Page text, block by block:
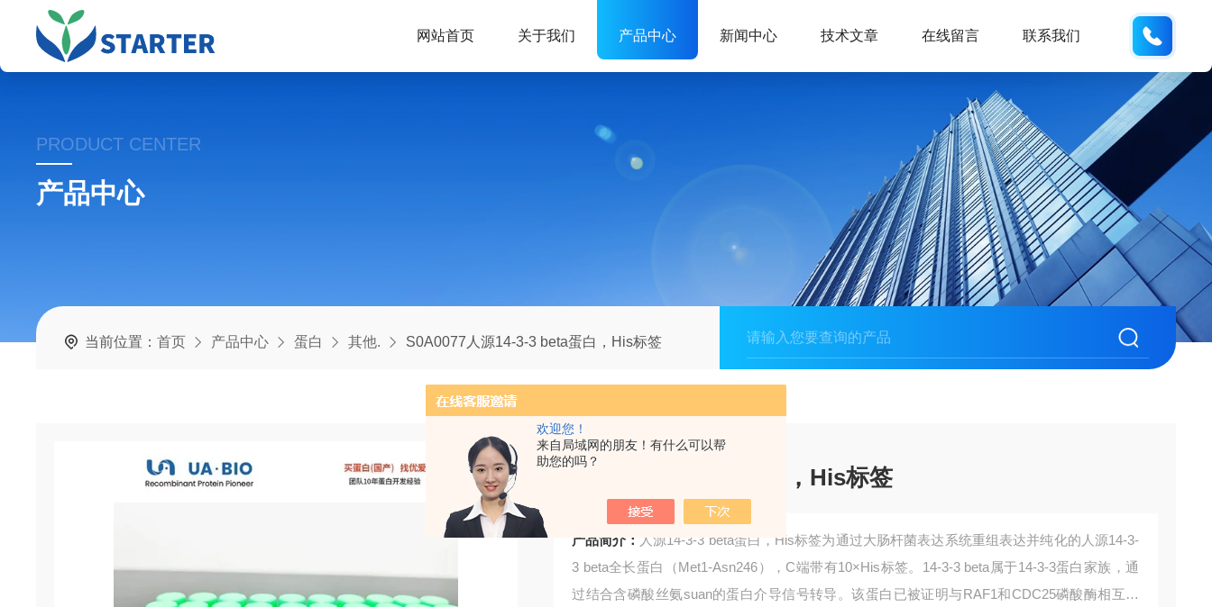
欢迎您！
来自局域网的朋友！有什么可以帮
助您的吗？
网站首页 关于我们 产品中心 新闻中心 技术文章 在线留言 联系我们
PRODUCT CENTER
产品中心
当前位置：首页 产品中心 蛋白 其他. S0A0077人源14-3-3 beta蛋白，His标签
人源14-3-3 beta蛋白，His标签
产品简介： 人源14-3-3 beta蛋白，His标签为通过大肠杆菌表达系统重组表达并纯化的人源14-3-
3 beta全长蛋白（Met1-Asn246），C端带有10×His标签。14-3-3 beta属于14-3-3蛋白家族，通
过结合含磷酸丝氨suan的蛋白介导信号转导。该蛋白已被证明与RAF1和CDC25磷酸酶相互作